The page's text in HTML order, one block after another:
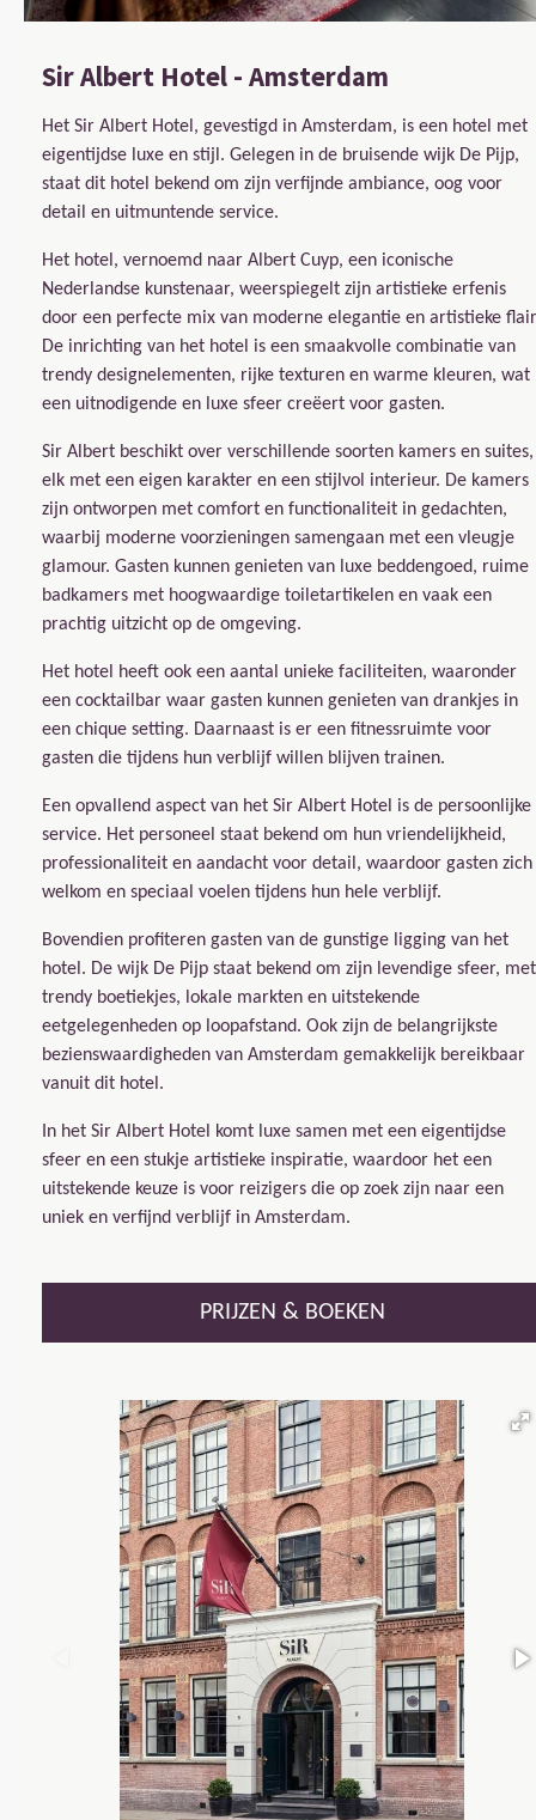
Sir Albert Hotel - Amsterdam
Het Sir Albert Hotel, gevestigd in Amsterdam, is een hotel met
eigentijdse luxe en stijl. Gelegen in de bruisende wijk De Pijp,
staat dit hotel bekend om zijn verfijnde ambiance, oog voor
detail en uitmuntende service.
Het hotel, vernoemd naar Albert Cuyp, een iconische
Nederlandse kunstenaar, weerspiegelt zijn artistieke erfenis
door een perfecte mix van moderne elegantie en artistieke
De inrichting van het hotel is een smaakvolle combinatie van
trendy designelementen, rijke texturen en warme kleuren, wat
een uitnodigende en luxe sfeer creëert voor gasten.
Sir Albert beschikt over verschillende soorten kamers en suites,
elk met een eigen karakter en een stijlvol interieur. De kamers
zijn ontworpen met comfort en functionaliteit in gedachten,
waarbij moderne voorzieningen samengaan met een vleugje
glamour. Gasten kunnen genieten van luxe beddengoed, ruime
badkamers met hoogwaardige toiletartikelen en vaak een
prachtig uitzicht op de omgeving.
Het hotel heeft ook een aantal unieke faciliteiten, waaronder
een cocktailbar waar gasten kunnen genieten van drankjes in
een chique setting. Daarnaast is er een fitnessruimte voor
gasten die tijdens hun verblijf willen blijven trainen.
Een opvallend aspect van het Sir Albert Hotel is de persoonlijke
service. Het personeel staat bekend om hun vriendelijkheid,
professionaliteit en aandacht voor detail, waardoor gasten zich
welkom en speciaal voelen tijdens hun hele verblijf.
Bovendien profiteren gasten van de gunstige ligging van het
hotel. De wijk De Pijp staat bekend om zijn levendige sfeer, met
trendy boetiekjes, lokale markten en uitstekende
eetgelegenheden op loopafstand. Ook zijn de belangrijkste
bezienswaardigheden van Amsterdam gemakkelijk bereikbaar
vanuit dit hotel.
In het Sir Albert Hotel komt luxe samen met een eigentijdse
sfeer en een stukje artistieke inspiratie, waardoor het een
uitstekende keuze is voor reizigers die op zoek zijn naar een
uniek en verfijnd verblijf in Amsterdam.
PRIJZEN & BOEKEN